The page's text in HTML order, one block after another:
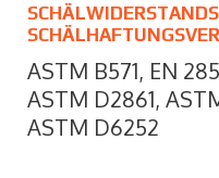
ASTM B571, EN
ASTM D2861,
ASTM D6252